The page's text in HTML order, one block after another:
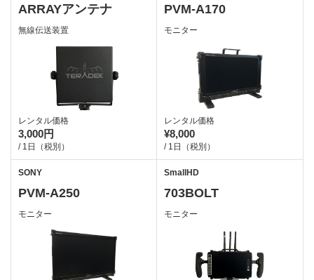
ARRAYアンテナ
無線伝送装置
レンタル価格
3,000円
/ 1日（税別）
PVM-A170
モニター
レンタル価格
¥8,000
/ 1日（税別）
SONY
PVM-A250
モニター
SmallHD
703BOLT
モニター